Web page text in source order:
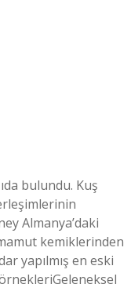
bulundu. Kuş
Almanya’daki
kemiklerinden
yapılmış en eski